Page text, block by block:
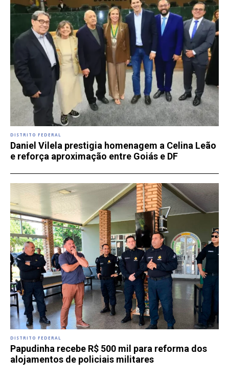
DISTRITO FEDERAL
Daniel Vilela prestigia homenagem a Celina Leão
e reforça aproximação entre Goiás e DF
DISTRITO FEDERAL
Papudinha recebe R$ 500 mil para reforma dos
alojamentos de policiais militares